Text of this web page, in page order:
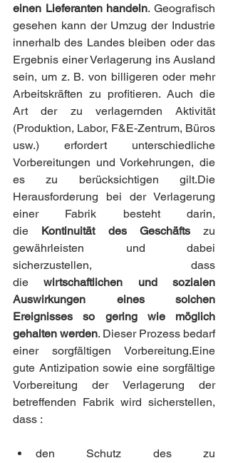
einen Lieferanten handeln. Geografisch
gesehen kann der Umzug der Industrie
innerhalb des Landes bleiben oder das
Ergebnis einer Verlagerung ins Ausland
sein, um z. B. von billigeren oder mehr
Arbeitskräften zu profitieren. Auch die
Art der zu verlagernden Aktivität
(Produktion, Labor, F&E-Zentrum, Büros
usw.) erfordert unterschiedliche
Vorbereitungen und Vorkehrungen, die
es zu berücksichtigen gilt.Die
Herausforderung bei der Verlagerung
einer Fabrik besteht darin,
die Kontinuität des Geschäfts zu
gewährleisten und dabei
sicherzustellen, dass
die wirtschaftlichen und sozialen
Auswirkungen eines solchen
Ereignisses so gering wie möglich
gehalten werden. Dieser Prozess bedarf
einer sorgfältigen Vorbereitung.Eine
gute Antizipation sowie eine sorgfältige
Vorbereitung der Verlagerung der
betreffenden Fabrik wird sicherstellen,
dass :
den Schutz des zu